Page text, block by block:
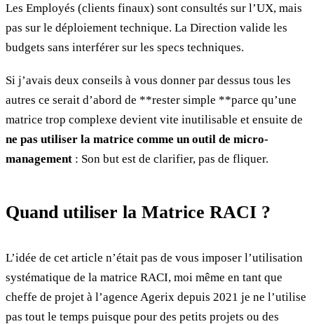
Les Employés (clients finaux) sont consultés sur l’UX, mais
pas sur le déploiement technique. La Direction valide les
budgets sans interférer sur les specs techniques.
Si j’avais deux conseils à vous donner par dessus tous les
autres ce serait d’abord de **rester simple **parce qu’une
matrice trop complexe devient vite inutilisable et ensuite de
ne pas utiliser la matrice comme un outil de micro-
management : Son but est de clarifier, pas de fliquer.
Quand utiliser la Matrice RACI ?
L’idée de cet article n’était pas de vous imposer l’utilisation
systématique de la matrice RACI, moi même en tant que
cheffe de projet à l’agence Agerix depuis 2021 je ne l’utilise
pas tout le temps puisque pour des petits projets ou des